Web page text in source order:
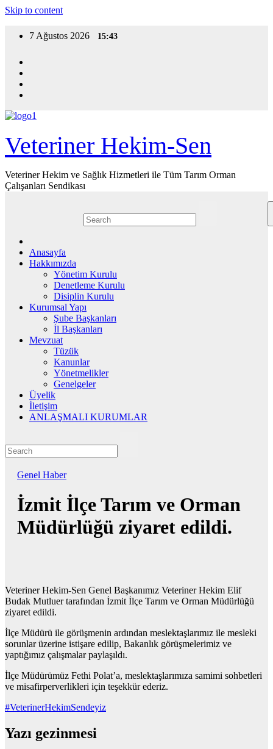
Skip to content
7 Ağustos 2026 15:43
Veteriner Hekim-Sen
Veteriner Hekim ve Sağlık Hizmetleri ile Tüm Tarım Orman
Çalışanları Sendikası
Anasayfa
Hakkımızda
Yönetim Kurulu
Denetleme Kurulu
Disiplin Kurulu
Kurumsal Yapı
Şube Başkanları
İl Başkanları
Mevzuat
Tüzük
Kanunlar
Yönetmelikler
Genelgeler
Üyelik
İletişim
ANLAŞMALI KURUMLAR
Genel Haber
İzmit İlçe Tarım ve Orman
Müdürlüğü ziyaret edildi.
Veteriner Hekim-Sen Genel Başkanımız Veteriner Hekim Elif
Budak Mutluer tarafından İzmit İlçe Tarım ve Orman Müdürlüğü
ziyaret edildi.
İlçe Müdürü ile görüşmenin ardından meslektaşlarımız ile mesleki
sorunlar üzerine istişare edilip, Bakanlık görüşmelerimiz ve
yaptığımız çalışmalar paylaşıldı.
İlçe Müdürümüz Fethi Polat’a, meslektaşlarımıza samimi sohbetleri
ve misafirperverlikleri için teşekkür ederiz.
#VeterinerHekimSendeyiz
Yazı gezinmesi